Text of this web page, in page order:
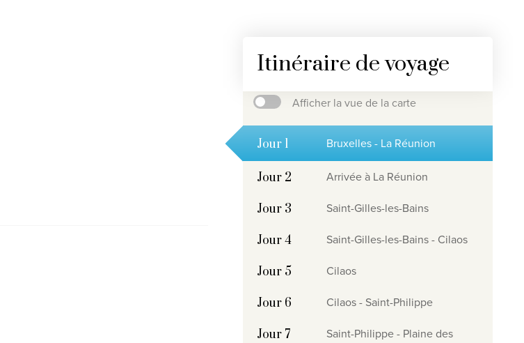
Itinéraire de voyage
Afficher la vue de la carte
Jour 1 Bruxelles - La Réunion
Jour 2 Arrivée à La Réunion
Jour 3 Saint-Gilles-les-Bains
Jour 4 Saint-Gilles-les-Bains - Cilaos
Jour 5 Cilaos
Jour 6 Cilaos - Saint-Philippe
Jour 7
Saint-Philippe - Plaine des